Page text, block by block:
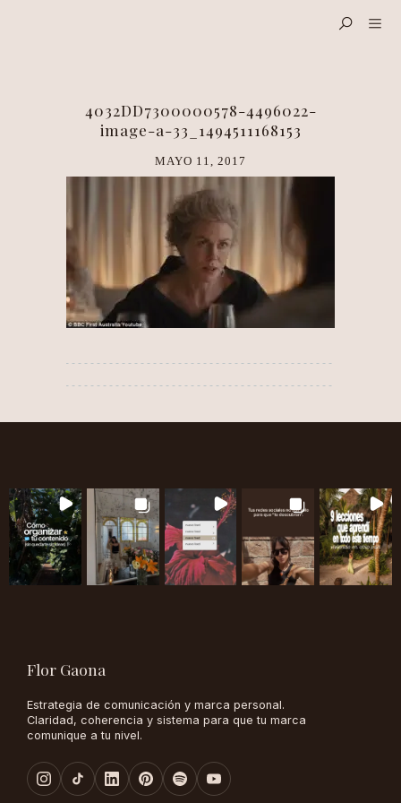
4032DD7300000578-4496022-
image-a-33_1494511168153
MAYO 11, 2017
Flor Gaona
Estrategia de comunicación y marca personal.
Claridad, coherencia y sistema para que tu marca
comunique a tu nivel.